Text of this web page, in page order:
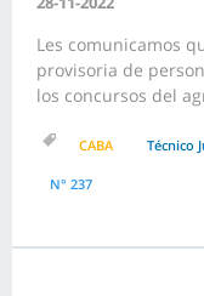
Les comunicamos
provisoria de
los concursos del
CABA Técnico
N° 237